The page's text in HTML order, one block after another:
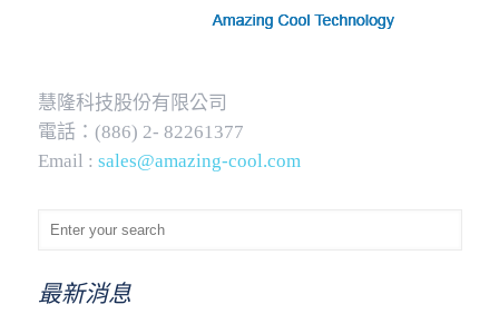
慧隆科技股份有限公司
電話：(886) 2- 82261377
Email : sales@amazing-cool.com
最新消息